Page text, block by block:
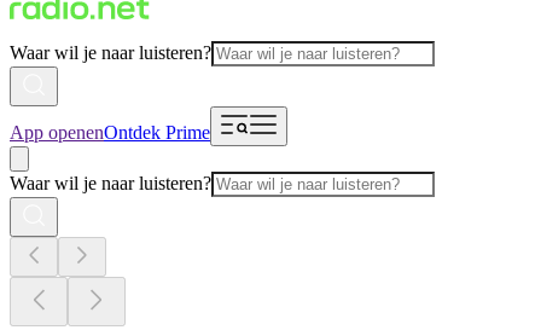
Waar wil je naar luisteren?
App openenOntdek Prime
Waar wil je naar luisteren?